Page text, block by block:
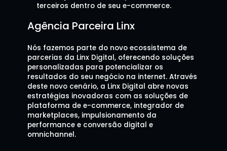
terceiros dentro de seu e-commerce.
Agência Parceira Linx
Nós fazemos parte do novo ecossistema de
parcerias da Linx Digital, oferecendo soluções
personalizadas para potencializar os
resultados do seu negócio na internet. Através
deste novo cenário, a Linx Digital abre novas
estratégias inovadoras com as soluções de
plataforma de e-commerce, integrador de
marketplaces, impulsionamento da
performance e conversão digital e
omnichannel.